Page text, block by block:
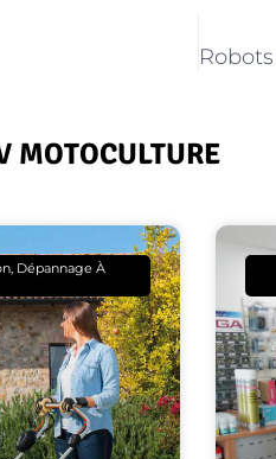
MOTOCULTURE
Dépannage À